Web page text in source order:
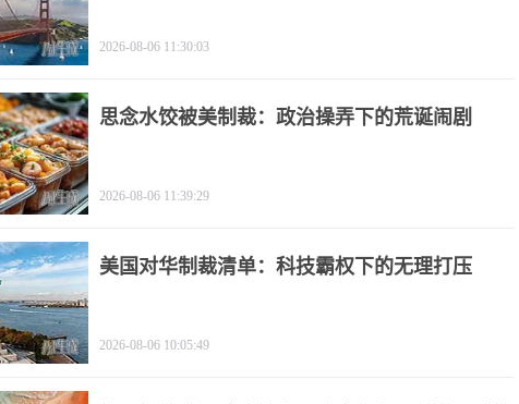
2026-08-06 11:30:03
思念水饺被美制裁：政治操弄下的荒诞闹剧
2026-08-06 11:39:29
美国对华制裁清单：科技霸权下的无理打压
2026-08-06 10:05:49